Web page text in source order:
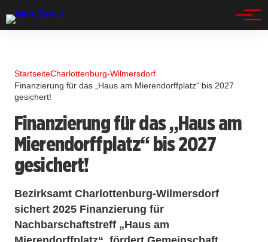
StartseiteCharlottenburg-Wilmersdorf
Finanzierung für das „Haus am Mierendorffplatz“ bis 2027
gesichert!
Finanzierung für das „Haus am
Mierendorffplatz“ bis 2027
gesichert!
Bezirksamt Charlottenburg-Wilmersdorf
sichert 2025 Finanzierung für
Nachbarschaftstreff „Haus am